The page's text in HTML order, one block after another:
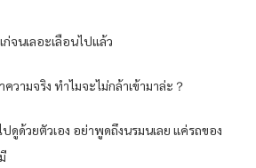
จนเลอะเลือนไปแล้ว
วามจริง ทำไมจะไม่กล้าเข้ามาล่ะ？
ดูด้วยตัวเอง อย่าพูดถึงนรมนเลย แค่รถของ